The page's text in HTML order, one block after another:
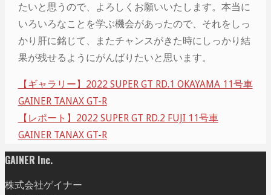
たいと思うので、よろしくお願いいたします。本当に
いろいろなことを学ぶ機会があったので、それをしっ
かり肝に銘じて、またチャンスがきた時にしっかり結
果が残せるようにがんばりたいと思います。
【ギャラリー】2022 SUPER GT RD.1 OKAYAMA 11号車
GAINER TANAX GT-R
【レポート】2022 SUPER GT RD.2 FUJI 11号車
GAINER TANAX GT-R
GAINER Inc.
株式会社ゲイナー